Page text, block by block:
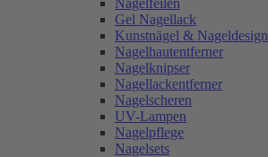
Nagelfeilen
Gel Nagellack
Kunstnägel & Nageldesign
Nagelhautentferner
Nagelknipser
Nagellackentferner
Nagelscheren
UV-Lampen
Nagelpflege
Nagelsets